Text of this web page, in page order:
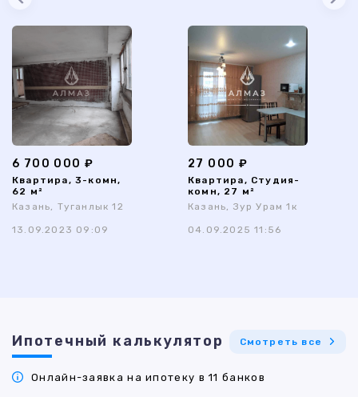
6 700 000 ₽
Квартира, 3-комн,
62 м²
Казань, Туганлык 12
13.09.2023 09:09
27 000 ₽
Квартира, Студия-
комн, 27 м²
Казань, Зур Урам 1к
04.09.2025 11:56
Ипотечный калькулятор Смотреть все
Онлайн-заявка на ипотеку в 11 банков